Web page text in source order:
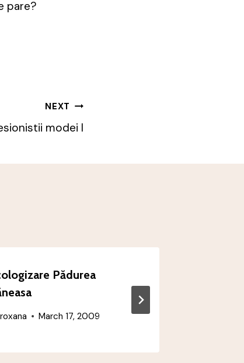
pare?
NEXT
modei I
Pădurea
roxana March 17, 2009